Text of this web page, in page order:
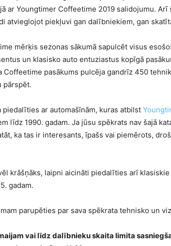
ar Youngtimer Coffeetime 2019 salidojumu.
atvieglojot piekļuvi gan dalībniekiem, gan
mērķis sezonas sākumā sapulcēt visus
un klasisko auto entuziastus kopīgā
Coffeetime pasākums pulcēja gandrīz 450
pārspēt.
piedalīties ar automašīnām, kuras atbilst
līdz 1990. gadam. Ja jūsu spēkrats nav šajā
ka tas ir interesants, īpašs vai piemērots,
krāšņāks, laipni aicināti piedalīties arī
gadam.
parupēties par sava spēkrata tehnisko un
vai līdz dalībnieku skaita limita